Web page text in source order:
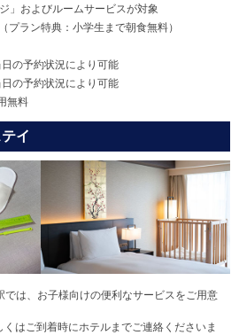
」およびルームサービスが対象
プラン特典：小学生まで朝食無料）
の予約状況により可能
の予約状況により可能
無料
イ
では、お子様向けの便利なサービスをご用意
はご到着時にホテルまでご連絡くださいま